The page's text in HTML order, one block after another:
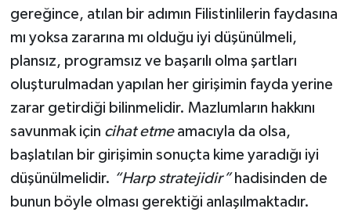
gereğince, atılan bir adımın Filistinlilerin faydasına
mı yoksa zararına mı olduğu iyi düşünülmeli,
plansız, programsız ve başarılı olma şartları
oluşturulmadan yapılan her girişimin fayda yerine
zarar getirdiği bilinmelidir. Mazlumların hakkını
savunmak için cihat etmeamacıyla da olsa,
başlatılan bir girişimin sonuçta kime yaradığı iyi
düşünülmelidir. “Harp stratejidir”hadisinden de
bunun böyle olması gerektiği anlaşılmaktadır.